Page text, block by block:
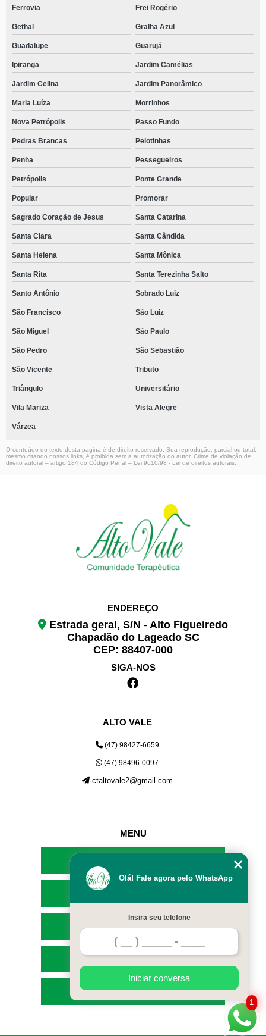
Ferrovia Frei Rogério
Gethal Gralha Azul
Guadalupe Guarujá
Ipiranga Jardim Camélias
Jardim Celina Jardim Panorâmico
Maria Luíza Morrinhos
Nova Petrópolis Passo Fundo
Pedras Brancas Pelotinhas
Penha Pessegueiros
Petrópolis Ponte Grande
Popular Promorar
Sagrado Coração de Jesus Santa Catarina
Santa Clara Santa Cândida
Santa Helena Santa Mônica
Santa Rita Santa Terezinha Salto
Santo Antônio Sobrado Luiz
São Francisco São Luiz
São Miguel São Paulo
São Pedro São Sebastião
São Vicente Tributo
Triângulo Universitário
Vila Mariza Vista Alegre
Várzea
O conteúdo do texto desta página é de direito reservado. Sua reprodução, parcial ou total,
mesmo citando nossos links, é proibida sem a autorização do autor. Crime de violação de
direito autoral – artigo 184 do Código Penal – Lei 9610/98 - Lei de direitos autorais
ENDEREÇO
Estrada geral, S/N - Alto Figueiredo
Chapadão do Lageado SC
CEP: 88407-000
SIGA-NOS
ALTO VALE
(47) 98427-6659
(47) 98496-0097
ctaltovale2@gmail.com
MENU
SERVIÇOS
MAPA DO SITE
1
Olá! Fale agora pelo WhatsApp
Insira seu telefone
Iniciar conversa